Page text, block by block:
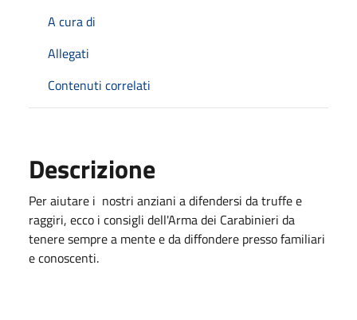
A cura di
Allegati
Contenuti correlati
Descrizione
Per aiutare i nostri anziani a difendersi da truffe e
raggiri, ecco i consigli dell'Arma dei Carabinieri da
tenere sempre a mente e da diffondere presso familiari
e conoscenti.